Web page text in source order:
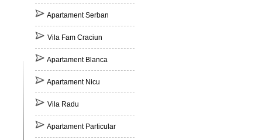
Apartament Serban
Vila Fam Craciun
Apartament Blanca
Apartament Nicu
Vila Radu
Apartament Particular